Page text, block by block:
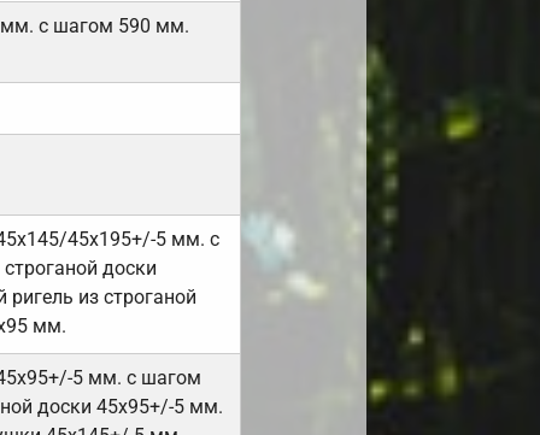
с шагом 590 мм.
45х195+/-5 мм. с
доски
из строганой
мм.
5 мм. с шагом
доски 45х95+/-5 мм.